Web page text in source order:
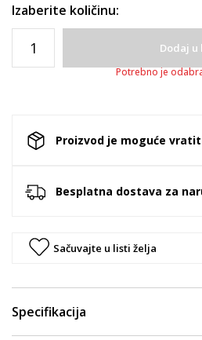
Izaberite količinu:
Dodaj u
Potrebno je
Proizvod je moguće
Besplatna dostava za
Sačuvajte u listi želja
Specifikacija